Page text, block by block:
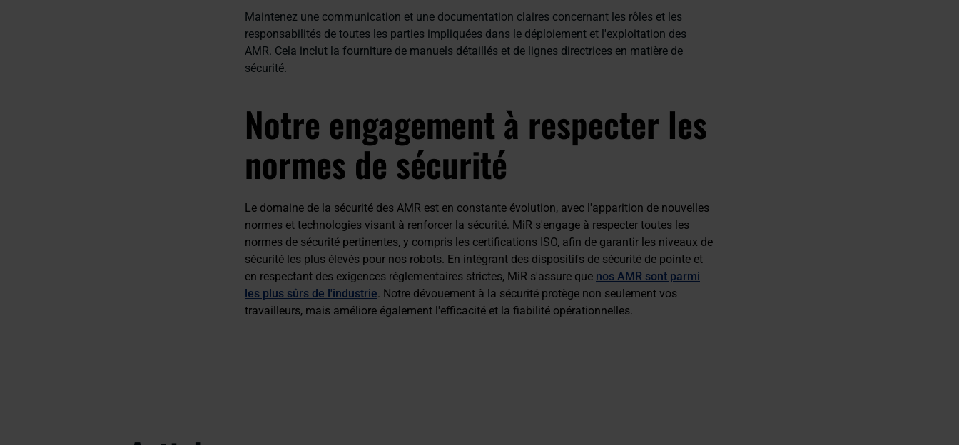
Maintenez une communication et une documentation claires concernant les rôles et les
responsabilités de toutes les parties impliquées dans le déploiement et l'exploitation des
AMR. Cela inclut la fourniture de manuels détaillés et de lignes directrices en matière de
sécurité.
Notre engagement à respecter les
normes de sécurité
Le domaine de la sécurité des AMR est en constante évolution, avec l'apparition de nouvelles
normes et technologies visant à renforcer la sécurité. MiR s'engage à respecter toutes les
normes de sécurité pertinentes, y compris les certifications ISO, afin de garantir les niveaux de
sécurité les plus élevés pour nos robots. En intégrant des dispositifs de sécurité de pointe et
en respectant des exigences réglementaires strictes, MiR s'assure que nos AMR sont parmi
les plus sûrs de l'industrie. Notre dévouement à la sécurité protège non seulement vos
travailleurs, mais améliore également l'efficacité et la fiabilité opérationnelles.